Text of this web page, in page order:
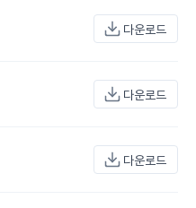
다운로드
다운로드
다운로드